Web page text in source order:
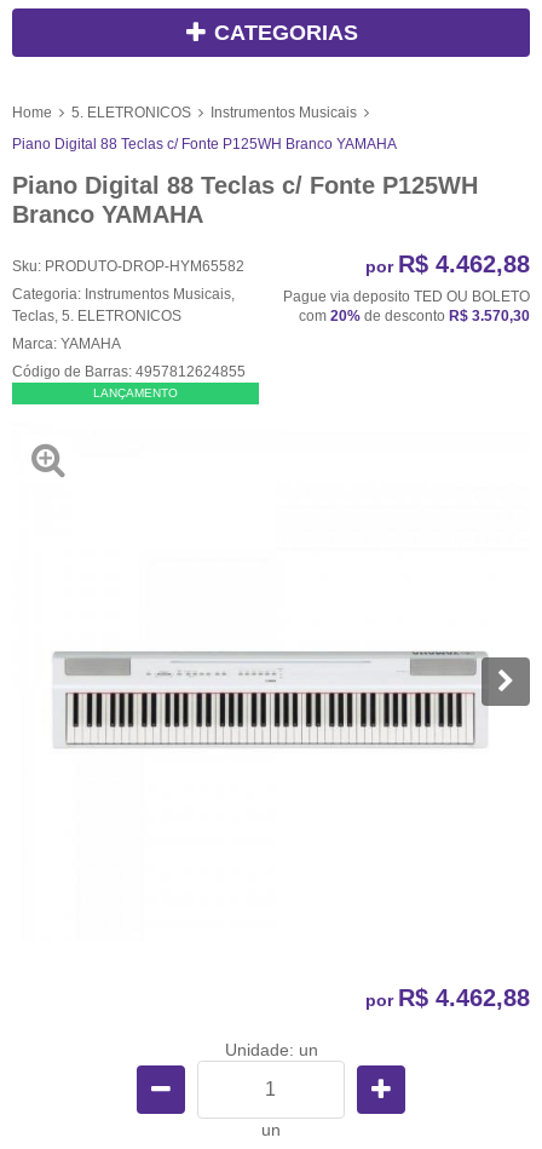
CATEGORIAS
Home 5. ELETRONICOS
Instrumentos Musicais
Piano Digital 88 Teclas c/ Fonte P125WH Branco YAMAHA
Piano Digital 88 Teclas c/ Fonte P125WH
Branco YAMAHA
Sku: PRODUTO-DROP-HYM65582
Categoria: Instrumentos Musicais
Teclas 5. ELETRONICOS
Marca: YAMAHA
Código de Barras: 4957812624855
LANÇAMENTO
por R$ 4.462,88
Pague via deposito TED OU BOLETO
com 20% de desconto R$ 3.570,30
por R$ 4.462,88
Unidade: un
un